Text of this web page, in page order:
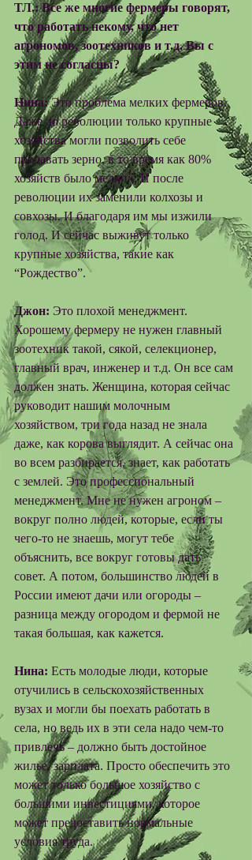
ТЛ.: Все же многие фермеры говорят,
что работать некому, что нет
агрономов, зоотехников и т.д. Вы с
этим не согласны?
Нина: Это проблема мелких фермеров.
Даже до революции только крупные
хозяйства могли позволить себе
продавать зерно, в то время как 80%
хозяйств было мелких. И после
революции их заменили колхозы и
совхозы. И благодаря им мы изжили
голод. И сейчас выживут только
крупные хозяйства, такие как
“Рождество”.
Джон: Это плохой менеджмент.
Хорошему фермеру не нужен главный
зоотехник такой, сякой, селекционер,
главный врач, инженер и т.д. Он все сам
должен знать. Женщина, которая сейчас
руководит нашим молочным
хозяйством, три года назад не знала
даже, как корова выглядит. А сейчас она
во всем разбирается, знает, как работать
с землей. Это профессиональный
менеджмент. Мне не нужен агроном –
вокруг полно людей, которые, если ты
чего-то не знаешь, могут тебе
объяснить, все вокруг готовы дать
совет. А потом, большинство людей в
России имеют дачи или огороды –
разница между огородом и фермой не
такая большая, как кажется.
Нина: Есть молодые люди, которые
отучились в сельскохозяйственных
вузах и могли бы поехать работать в
села, но ведь их в эти села надо чем-то
привлечь – должно быть достойное
жилье, зарплата. Просто обеспечить это
может только большое хозяйство с
большими инвестициями, которое
может предоставить нормальные
условия труда.